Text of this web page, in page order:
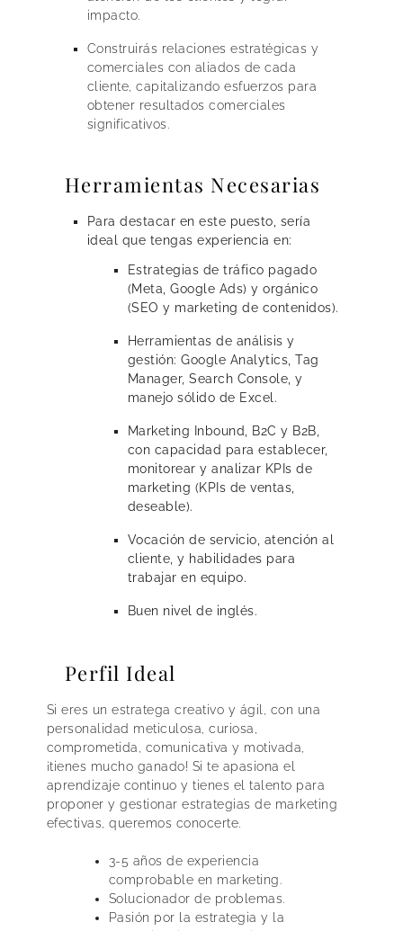
impacto.
Construirás relaciones estratégicas y
comerciales con aliados de cada
cliente, capitalizando esfuerzos para
obtener resultados comerciales
significativos.
Herramientas Necesarias
Para destacar en este puesto, sería
ideal que tengas experiencia en:
Estrategias de tráfico pagado
(Meta, Google Ads) y orgánico
(SEO y marketing de contenidos).
Herramientas de análisis y
gestión: Google Analytics, Tag
Manager, Search Console, y
manejo sólido de Excel.
Marketing Inbound, B2C y B2B,
con capacidad para establecer,
monitorear y analizar KPIs de
marketing (KPIs de ventas,
deseable).
Vocación de servicio, atención al
cliente, y habilidades para
trabajar en equipo.
Buen nivel de inglés.
Perfil Ideal
Si eres un estratega creativo y ágil, con una
personalidad meticulosa, curiosa,
comprometida, comunicativa y motivada,
¡tienes mucho ganado! Si te apasiona el
aprendizaje continuo y tienes el talento para
proponer y gestionar estrategias de marketing
efectivas, queremos conocerte.
3-5 años de experiencia
comprobable en marketing.
Solucionador de problemas.
Pasión por la estrategia y la